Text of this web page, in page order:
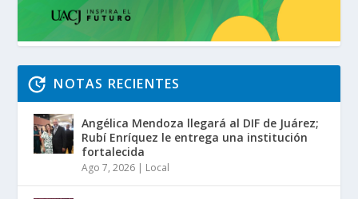
NOTAS RECIENTES
Angélica Mendoza llegará al DIF de Juárez;
Rubí Enríquez le entrega una institución
fortalecida
Ago 7, 2026 Local